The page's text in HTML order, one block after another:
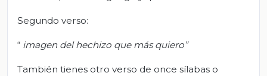
Segundo verso:
“ imagen del hechizo que más quiero”
También tienes otro verso de once sílabas o